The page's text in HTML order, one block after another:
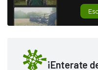
¡Enterate